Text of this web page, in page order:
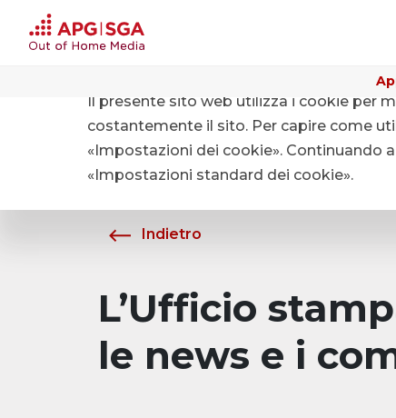
Chi siamo Media
Indietro
L’Ufficio
le news e i
Il presente sito web utilizza i cookie per
costantemente il sito. Per capire come
«Impostazioni dei cookie». Continuando
«Impostazioni standard dei cookie».